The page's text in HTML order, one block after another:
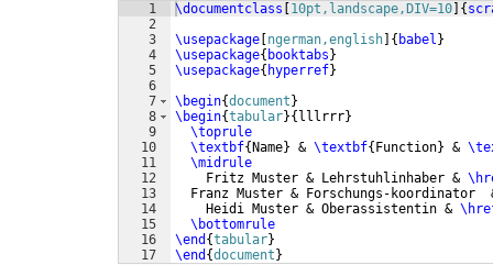
1
2
3
4
5
6
7
8
9
10
11
12
13
14
15
16
17
\documentclass 10pt,landscape,DIV=10 {
\usepackage ngerman,english { babel }
\usepackage{ booktabs }
\usepackage{ hyperref}
\begin{document }
\begin{tabular}{ lllrrr}
\toprule
\textbf{ Name} & \textbf{ Function} &
\midrule
    Fritz Muster & Lehrstuhlinhaber &
Franz Muster & Forschungs-koordinator
    Heidi Muster & Oberassistentin &
\bottomrule
\end {tabular}
\end {document }